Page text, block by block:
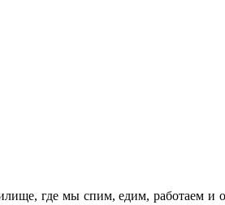
где мы спим, едим, работаем и